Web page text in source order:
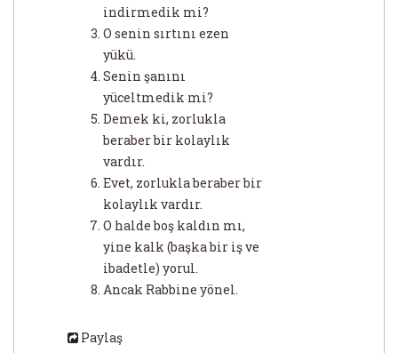
indirmedik mi?
O senin sırtını ezen
yükü.
Senin şanını
yüceltmedik mi?
Demek ki, zorlukla
beraber bir kolaylık
vardır.
Evet, zorlukla beraber bir
kolaylık vardır.
O halde boş kaldın mı,
yine kalk (başka bir iş ve
ibadetle) yorul.
Ancak Rabbine yönel.
Paylaş